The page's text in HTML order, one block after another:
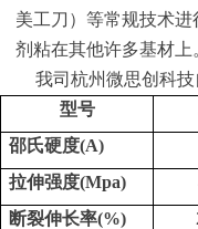
美工刀） 等常规技术进
剂粘在其他许多基材上
我司 杭州微思创科技
型号
邵氏硬度(A)
拉伸强度(Mpa)
断裂伸长率(%)